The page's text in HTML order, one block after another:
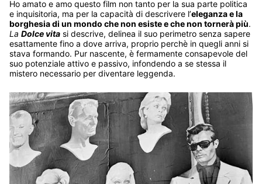
Ho amato e amo questo film non tanto per la sua parte politica
e inquisitoria, ma per la capacità di descrivere l’eleganza e la
borghesia di un mondo che non esiste e che non tornerà più.
La Dolce vita si descrive, delinea il suo perimetro senza sapere
esattamente fino a dove arriva, proprio perchè in quegli anni si
stava formando. Pur nascente, è fermamente consapevole del
suo potenziale attivo e passivo, infondendo a se stessa il
mistero necessario per diventare leggenda.